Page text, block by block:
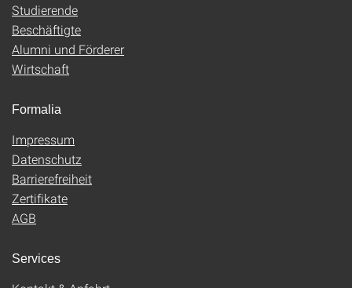
Studierende
Beschäftigte
Alumni und Förderer
Wirtschaft
Formalia
Impressum
Datenschutz
Barrierefreiheit
Zertifikate
AGB
Services